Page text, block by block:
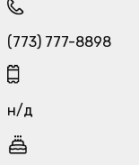
(773) 777-8898
н/д